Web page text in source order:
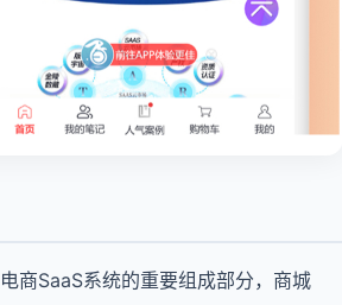
商SaaS系统的重要组成部分，商城